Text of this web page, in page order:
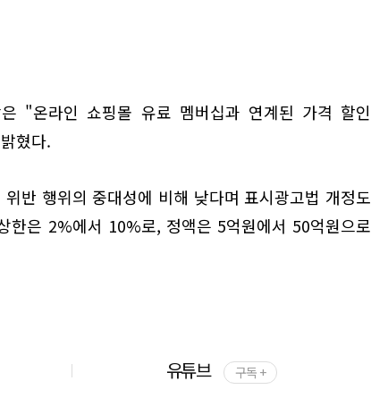
"온라인 쇼핑몰 유료 멤버십과 연계된 가격 할인
혔다.
반 행위의 중대성에 비해 낮다며 표시광고법 개정도
한은 2%에서 10%로, 정액은 5억원에서 50억원으로
유튜브 구독 +